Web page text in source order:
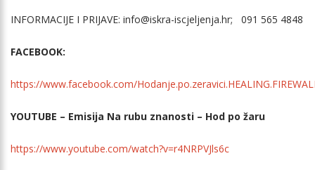
INFORMACIJE I PRIJAVE: info@iskra-iscjeljenja.hr; 091 565 4848
FACEBOOK:
https://www.facebook.com/
YOUTUBE – Emisija Na rubu znanosti – Hod po žaru
https://www.youtube.com/watch?v=r4NRPVJls6c